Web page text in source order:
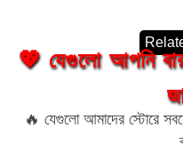
💖 যেগুলো আপনি
🔥 যেগুলো আমাদের স্টোরে